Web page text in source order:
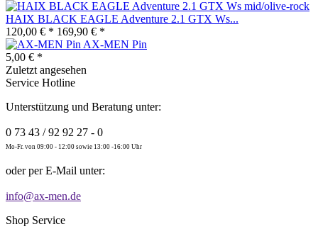
HAIX BLACK EAGLE Adventure 2.1 GTX Ws...
120,00 € * 169,90 € *
AX-MEN Pin
5,00 € *
Zuletzt angesehen
Service Hotline
Unterstützung und Beratung unter:
0 73 43 / 92 92 27 - 0
Mo-Fr. von 09:00 - 12:00 sowie 13:00 -16:00 Uhr
oder per E-Mail unter:
info@ax-men.de
Shop Service